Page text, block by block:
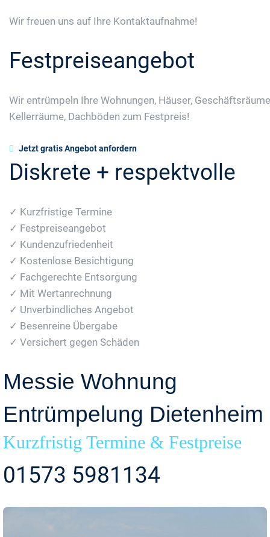
Wir freuen uns auf Ihre Kontaktaufnahme!
Festpreiseangebot
Wir entrümpeln Ihre Wohnungen, Häuser,
Kellerräume, Dachböden zum Festpreis!
Jetzt gratis Angebot anfordern
Diskrete + respektvolle
✓ Kurzfristige Termine
✓ Festpreiseangebot
✓ Kundenzufriedenheit
✓ Kostenlose Besichtigung
✓ Fachgerechte Entsorgung
✓ Mit Wertanrechnung
✓ Unverbindliches Angebot
✓ Besenreine Übergabe
✓ Versichert gegen Schäden
Messie Wohnung
Entrümpelung Dietenheim
Kurzfristig Termine & Festpreise
01573 5981134